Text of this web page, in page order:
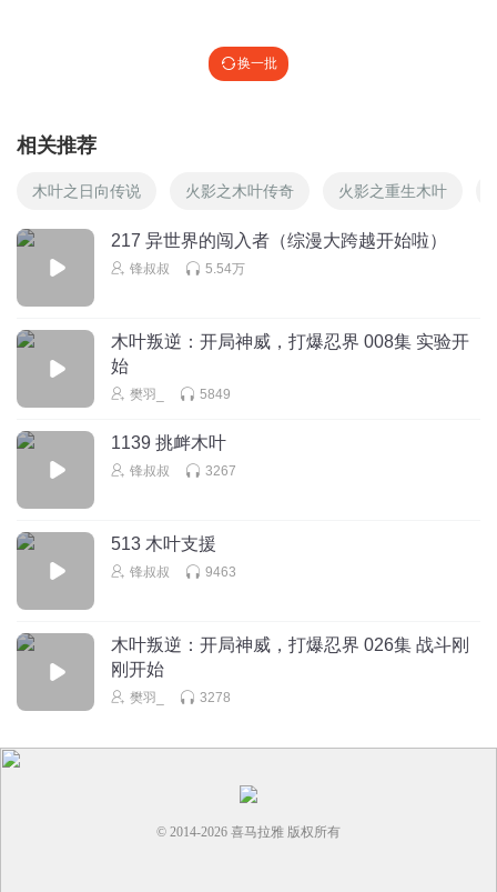
换一批
相关推荐
木叶之日向传说 火影之木叶传奇 火影之重生木叶
217 异世界的闯入者（综漫大跨越开始啦）
锋叔叔 5.54万
木叶叛逆：开局神威，打爆忍界 008集 实验开
始
樊羽_ 5849
1139 挑衅木叶
锋叔叔 3267
513 木叶支援
锋叔叔 9463
木叶叛逆：开局神威，打爆忍界 026集 战斗刚
刚开始
樊羽_ 3278
© 2014-2026 喜马拉雅 版权所有